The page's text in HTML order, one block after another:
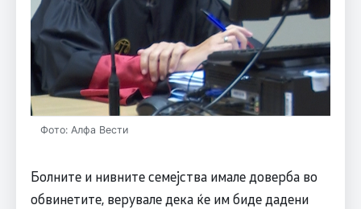
Фото: Алфа Вести
Болните и нивните семејства имале доверба во
обвинетите, верувале дека ќе им биде дадени